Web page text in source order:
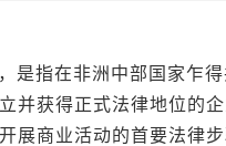
指在非洲中部国家乍得
并获得正式法律地位的
展商业活动的首要法律